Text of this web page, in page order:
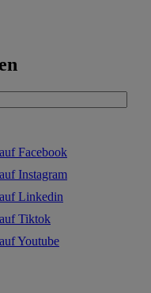
Facebook
Instagram
Linkedin
Tiktok
Youtube